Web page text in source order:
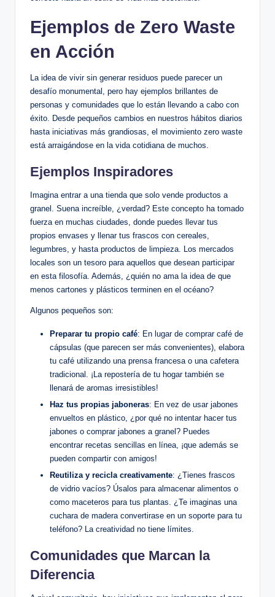
Ejemplos de Zero Waste
en Acción
La idea de vivir sin generar residuos puede parecer un
desafío monumental, pero hay ejemplos brillantes de
personas y comunidades que lo están llevando a cabo con
éxito. Desde pequeños cambios en nuestros hábitos diarios
hasta iniciativas más grandiosas, el movimiento zero waste
está arraigándose en la vida cotidiana de muchos.
Ejemplos Inspiradores
Imagina entrar a una tienda que solo vende productos a
granel. Suena increíble, ¿verdad? Este concepto ha tomado
fuerza en muchas ciudades, donde puedes llevar tus
propios envases y llenar tus frascos con cereales,
legumbres, y hasta productos de limpieza. Los mercados
locales son un tesoro para aquellos que desean participar
en esta filosofía. Además, ¿quién no ama la idea de que
menos cartones y plásticos terminen en el océano?
Algunos pequeños son:
Preparar tu propio café: En lugar de comprar café de
cápsulas (que parecen ser más convenientes), elabora
tu café utilizando una prensa francesa o una cafetera
tradicional. ¡La repostería de tu hogar también se
llenará de aromas irresistibles!
Haz tus propias jaboneras: En vez de usar jabones
envueltos en plástico, ¿por qué no intentar hacer tus
jabones o comprar jabones a granel? Puedes
encontrar recetas sencillas en línea, ¡que además se
pueden compartir con amigos!
Reutiliza y recicla creativamente: ¿Tienes frascos
de vidrio vacíos? Úsalos para almacenar alimentos o
como maceteros para tus plantas. ¿Te imaginas una
cuchara de madera convertirase en un soporte para tu
teléfono? La creatividad no tiene límites.
Comunidades que Marcan la
Diferencia